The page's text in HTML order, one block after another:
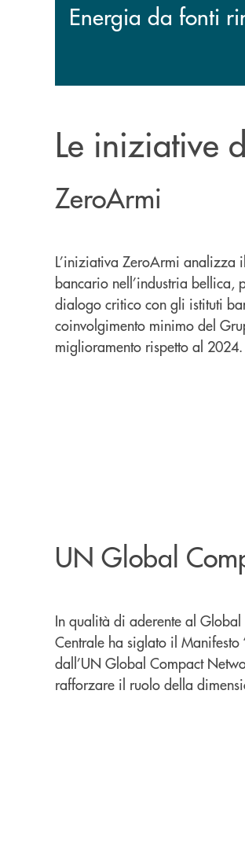
Energia da fonti
Le iniziative
ZeroArmi
L’iniziativa ZeroArmi analizza
bancario nell’industria bellica,
dialogo critico con gli istituti
coinvolgimento minimo del
miglioramento rispetto al 2024.
UN Global
In qualità di aderente al
Centrale ha siglato il Manifesto
dall’UN Global Compact
rafforzare il ruolo della